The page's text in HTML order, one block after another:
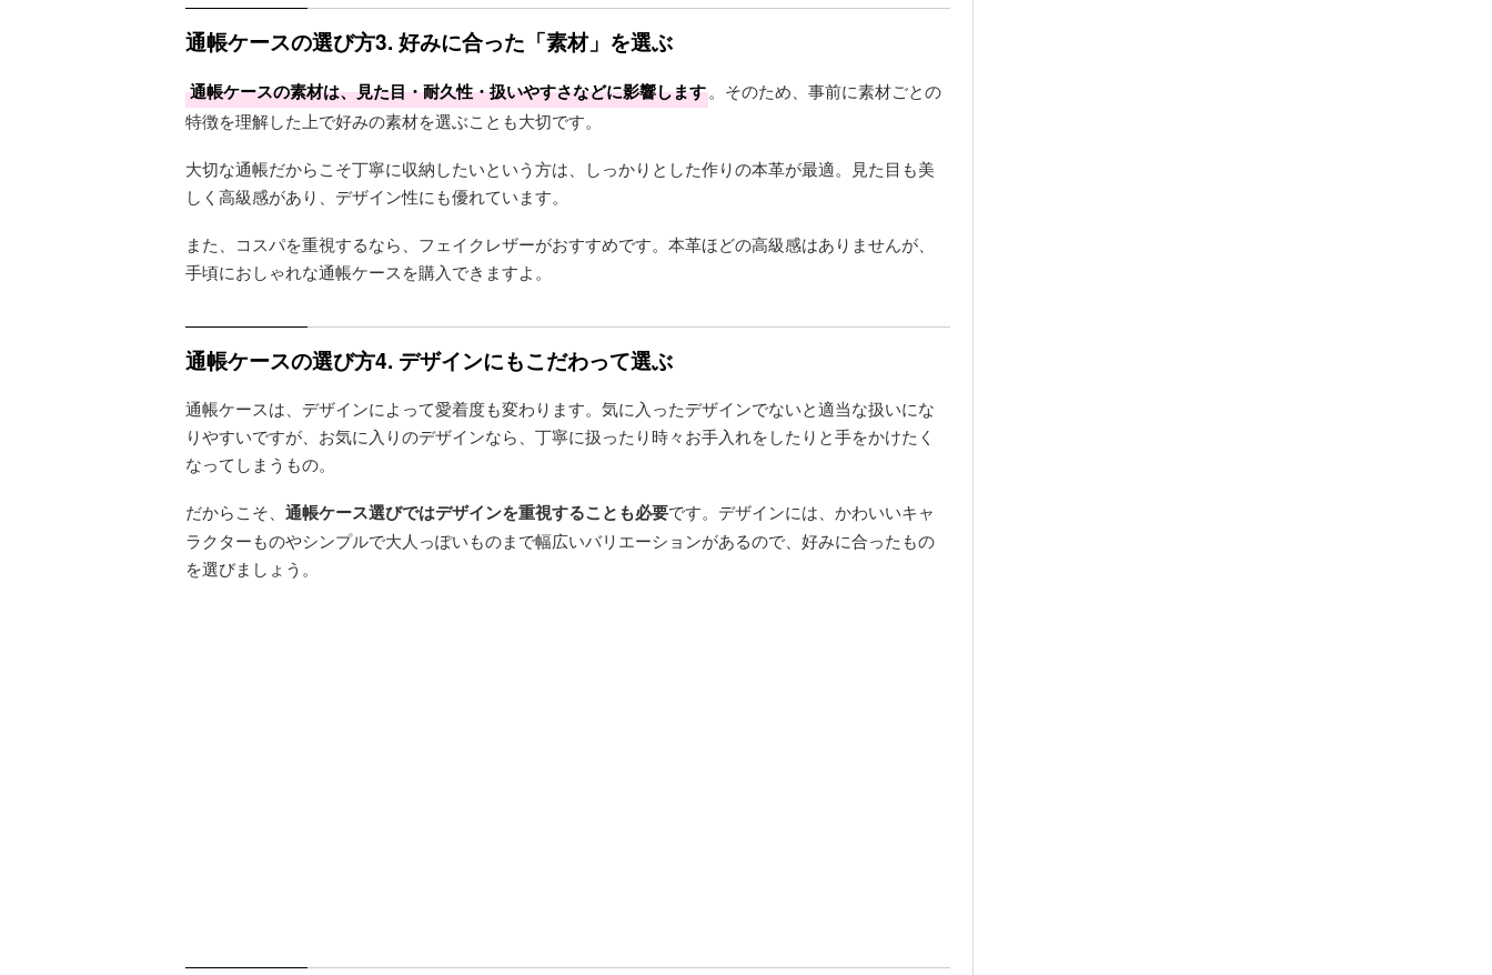
通帳ケースの選び方3. 好みに合った「素材」を選ぶ
通帳ケースの素材は、見た目・耐久性・扱いやすさなどに影響します。そのため、事前に素材ごとの
特徴を理解した上で好みの素材を選ぶことも大切です。
大切な通帳だからこそ丁寧に収納したいという方は、しっかりとした作りの本革が最適。見た目も美
しく高級感があり、デザイン性にも優れています。
また、コスパを重視するなら、フェイクレザーがおすすめです。本革ほどの高級感はありませんが、
手頃におしゃれな通帳ケースを購入できますよ。
通帳ケースの選び方4. デザインにもこだわって選ぶ
通帳ケースは、デザインによって愛着度も変わります。気に入ったデザインでないと適当な扱いにな
りやすいですが、お気に入りのデザインなら、丁寧に扱ったり時々お手入れをしたりと手をかけたく
なってしまうもの。
だからこそ、 通帳ケース選びではデザインを重視することも必要です。デザインには、かわいいキャ
ラクターものやシンプルで大人っぽいものまで幅広いバリエーションがあるので、好みに合ったもの
を選びましょう。